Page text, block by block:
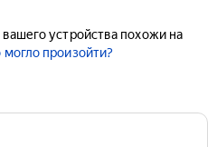
устройства похожи на
произойти?